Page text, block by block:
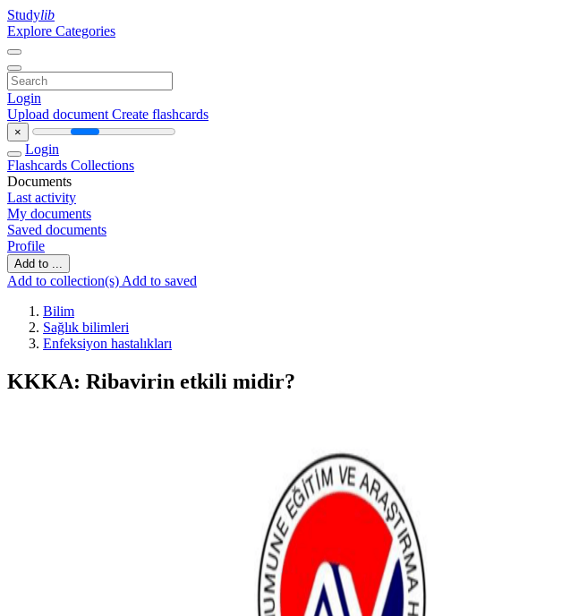
Studylib
Explore Categories
Login
Upload document Create flashcards
×
Login
Flashcards Collections
Documents
Last activity
My documents
Saved documents
Profile
Add to ...
Add to collection(s) Add to saved
Bilim
Sağlık bilimleri
Enfeksiyon hastalıkları
KKKA: Ribavirin etkili midir?